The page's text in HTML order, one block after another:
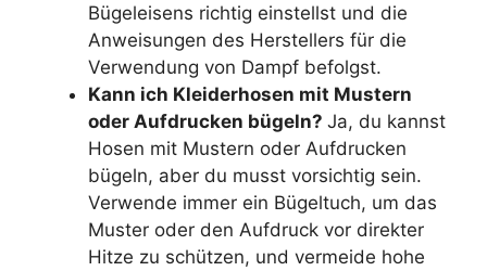
Bügeleisens richtig einstellst und die
Anweisungen des Herstellers für die
Verwendung von Dampf befolgst.
Kann ich Kleiderhosen mit Mustern
oder Aufdrucken bügeln? Ja, du kannst
Hosen mit Mustern oder Aufdrucken
bügeln, aber du musst vorsichtig sein.
Verwende immer ein Bügeltuch, um das
Muster oder den Aufdruck vor direkter
Hitze zu schützen, und vermeide hohe